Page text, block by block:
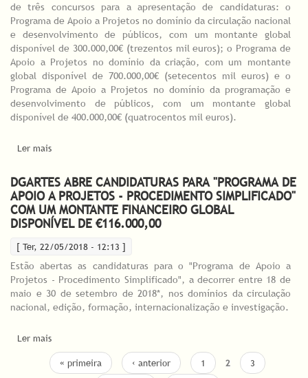
de três concursos para a apresentação de candidaturas: o
Programa de Apoio a Projetos no domínio da circulação nacional
e desenvolvimento de públicos, com um montante global
disponível de 300.000,00€ (trezentos mil euros); o Programa de
Apoio a Projetos no domínio da criação, com um montante
global disponível de 700.000,00€ (setecentos mil euros) e o
Programa de Apoio a Projetos no domínio da programação e
desenvolvimento de públicos, com um montante global
disponível de 400.000,00€ (quatrocentos mil euros).
Ler mais
de 1,4M€
DGARTES ABRE CANDIDATURAS PARA "PROGRAMA DE
APOIO A PROJETOS - PROCEDIMENTO SIMPLIFICADO"
COM UM MONTANTE FINANCEIRO GLOBAL
DISPONÍVEL DE €116.000,00
[ Ter, 22/05/2018 - 12:13 ]
Estão abertas as candidaturas para o "Programa de Apoio a
Projetos - Procedimento Simplificado", a decorrer entre 18 de
maio e 30 de setembro de 2018*, nos domínios da circulação
nacional, edição, formação, internacionalização e investigação.
Ler mais
a Projetos - Procedimento Simplificado" com um montante
financeiro global disponível de €116.000,00
PÁGINAS « primeira ‹ anterior 1 2
3